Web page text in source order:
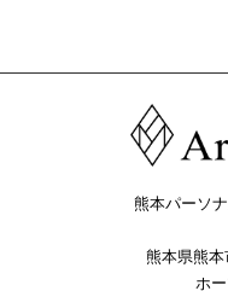
熊本パーソ
熊本県熊
ホ